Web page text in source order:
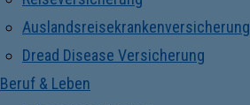
Auslandsreisekrankenversicherung
Dread Disease Versicherung
Beruf & Leben